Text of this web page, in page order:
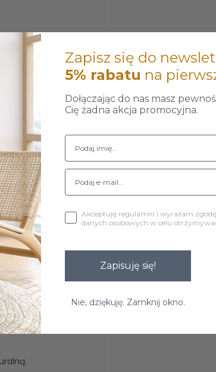
fotela.
Zapisz się do
5% rabatu na
Dołączając do nas masz
Cię żadna akcja promocyjna.
Akceptuję regulamin i wyrażam
danych osobowych w celu
Zapisuję się!
Nie, dziękuję. Zamknij okno.